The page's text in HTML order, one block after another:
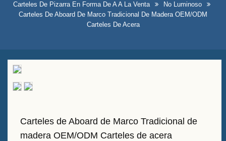
al mejor precio
Soluciones óptimas para
Llamativo diseño de exhibición
de botellas de licor
Proveedor de soluciones para
Carteles De Pizarra En Forma De A A La Venta
No Luminoso
Carteles De Aboard De Marco Tradicional De Madera OEM/ODM
Carteles De Acera
Carteles de Aboard de Marco Tradicional de
madera OEM/ODM Carteles de acera